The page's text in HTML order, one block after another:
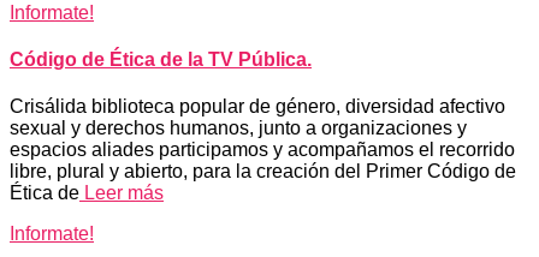
Informate!
Código de Ética de la TV Pública.
Crisálida biblioteca popular de género, diversidad afectivo
sexual y derechos humanos, junto a organizaciones y
espacios aliades participamos y acompañamos el recorrido
libre, plural y abierto, para la creación del Primer Código de
Ética de Leer más
Informate!